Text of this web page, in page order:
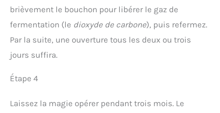
brièvement le bouchon pour libérer le gaz de
fermentation (le dioxyde de carbone), puis refermez.
Par la suite, une ouverture tous les deux ou trois
jours suffira.
Étape 4
Laissez la magie opérer pendant trois mois. Le